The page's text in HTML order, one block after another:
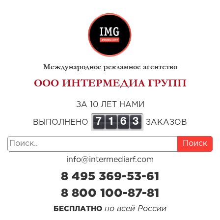
Международное рекламное агентство
ООО ИНТЕРМЕДИА ГРУПП
ЗА 10 ЛЕТ НАМИ
ВЫПОЛНЕНО 7 1 6 3 ЗАКАЗОВ
Поиск
info@intermediarf.com
8 495 369-53-61
8 800 100-87-81
БЕСПЛАТНО по всей России